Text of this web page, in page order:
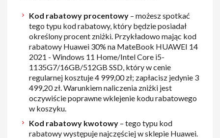
Kod rabatowy procentowy – możesz spotkać
tego typu kod rabatowy, który będzie posiadał
określony procent zniżki. Przykładowo mając kod
rabatowy Huawei 30% na MateBook HUAWEI 14
2021 - Windows 11 Home/Intel Core i5-
1135G7/16GB/512GB SSD, który w cenie
regularnej kosztuje 4 999,00 zł; zapłacisz jedynie 3
499,20 zł. Warunkiem naliczenia zniżki jest
oczywiście poprawne wklejenie kodu rabatowego
w koszyku.
Kod rabatowy kwotowy – tego typu kod
rabatowy występuje najczęściej w sklepie Huawei.